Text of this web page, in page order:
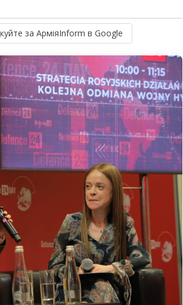
за АрміяInform в Google